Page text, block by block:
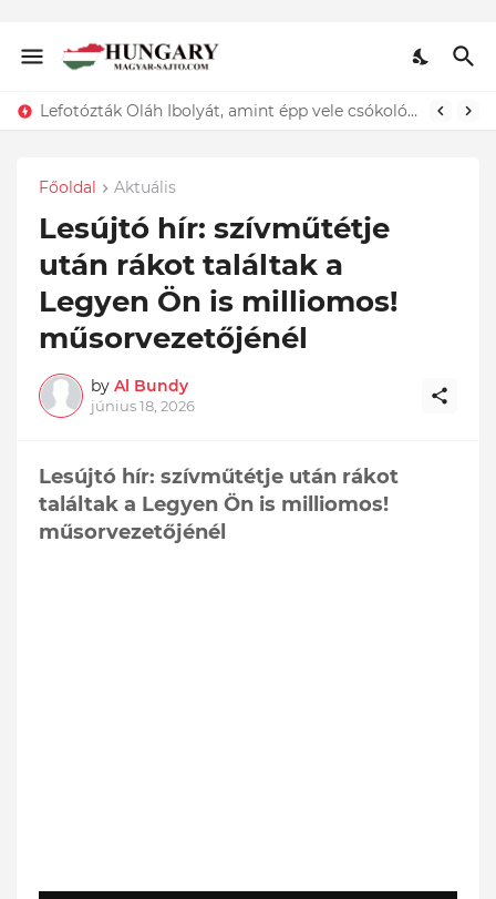
Lefotózták Oláh Ibolyát, amint épp vele csókolózik - EZT nem hiszed el, kinek a karjában kötött ki...ÍME
Főoldal Aktuális
Lesújtó hír: szívműtétje
után rákot találtak a
Legyen Ön is milliomos!
műsorvezetőjénél
by Al Bundy
június 18, 2026
Lesújtó hír: szívműtétje után rákot
találtak a Legyen Ön is milliomos!
műsorvezetőjénél